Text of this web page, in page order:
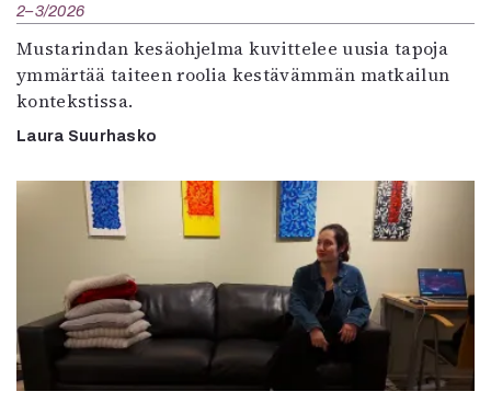
2–3/2026
Mustarindan kesäohjelma kuvittelee uusia tapoja
ymmärtää taiteen roolia kestävämmän matkailun
kontekstissa.
Laura Suurhasko